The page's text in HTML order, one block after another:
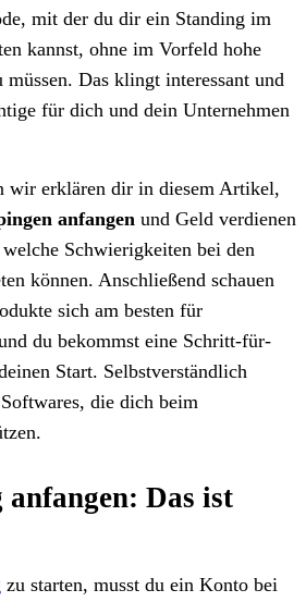
mit der du dir ein Standing im
kannst, ohne im Vorfeld hohe
müssen. Das klingt interessant und
für dich und dein Unternehmen
wir erklären dir in diesem Artikel,
anfangen und Geld verdienen
Schwierigkeiten bei den
können. Anschließend schauen
sich am besten für
du bekommst eine Schritt-für-
Start. Selbstverständlich
die dich beim
Das ist
zu starten, musst du ein Konto bei